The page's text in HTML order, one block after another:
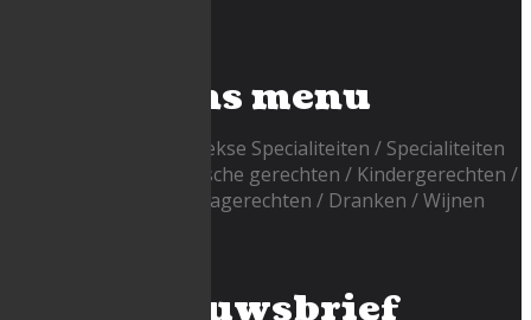
Ons menu
Griekse Specialiteiten
Specialiteiten
Vegetarische gerechten
Kindergerechten
Nagerechten Dranken Wijnen